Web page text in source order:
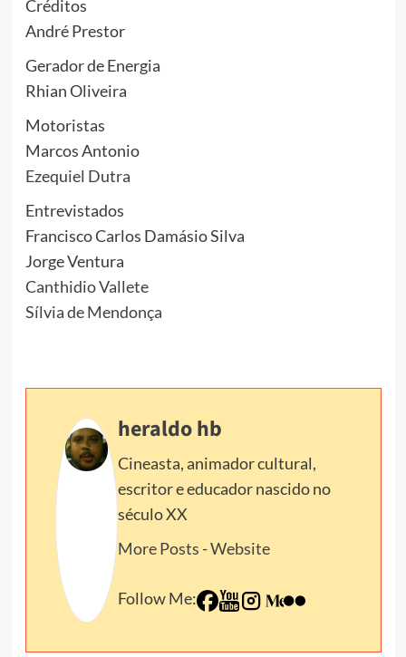
Créditos
André Prestor
Gerador de Energia
Rhian Oliveira
Motoristas
Marcos Antonio
Ezequiel Dutra
Entrevistados
Francisco Carlos Damásio Silva
Jorge Ventura
Canthidio Vallete
Sílvia de Mendonça
heraldo hb
Cineasta, animador cultural,
escritor e educador nascido no
século XX
More Posts -Website
Follow Me: